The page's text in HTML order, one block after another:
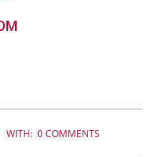
WITH: 0 COMMENTS